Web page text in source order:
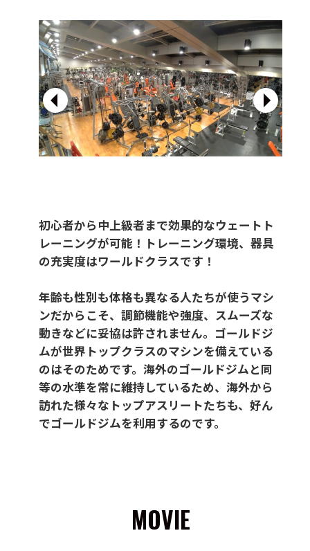
初心者から中上級者まで効果的なウェートト
レーニングが可能！トレーニング環境、器具
の充実度はワールドクラスです！
年齢も性別も体格も異なる人たちが使うマシ
ンだからこそ、調節機能や強度、スムーズな
動きなどに妥協は許されません。ゴールドジ
ムが世界トップクラスのマシンを備えている
のはそのためです。海外のゴールドジムと同
等の水準を常に維持しているため、海外から
訪れた様々なトップアスリートたちも、好ん
でゴールドジムを利用するのです。
MOVIE